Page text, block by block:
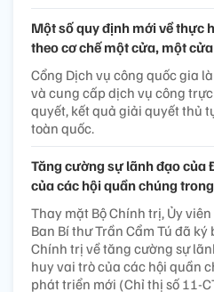
Một số quy định mới về thực
theo cơ chế một cửa, một
Cổng Dịch vụ công quốc gia
và cung cấp dịch vụ công
quyết, kết quả giải quyết thủ
toàn quốc.
Tăng cường sự lãnh đạo của
của các hội quần chúng
Thay mặt Bộ Chính trị, Ủy
Ban Bí thư Trần Cẩm Tú đã
Chính trị về tăng cường sự
huy vai trò của các hội quần
phát triển mới (Chỉ thị số 11-